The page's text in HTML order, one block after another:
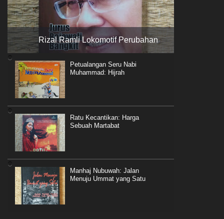
Rizal Ramli Lokomotif Perubahan
Petualangan Seru Nabi
Muhammad: Hijrah
Ratu Kecantikan: Harga
Sebuah Martabat
Manhaj Nubuwah: Jalan
Menuju Ummat yang Satu